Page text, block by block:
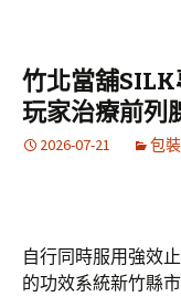
竹北當舖
玩家治療前列
2026-07-21 包
自行同時服用強效
的功效系統新竹縣